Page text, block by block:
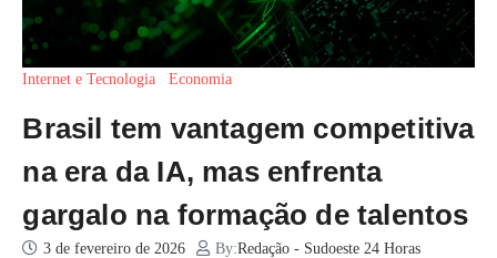
Internet e Tecnologia Economia
Brasil tem vantagem competitiva
na era da IA, mas enfrenta
gargalo na formação de talentos
3 de fevereiro de 2026 By:Redação - Sudoeste 24 Horas